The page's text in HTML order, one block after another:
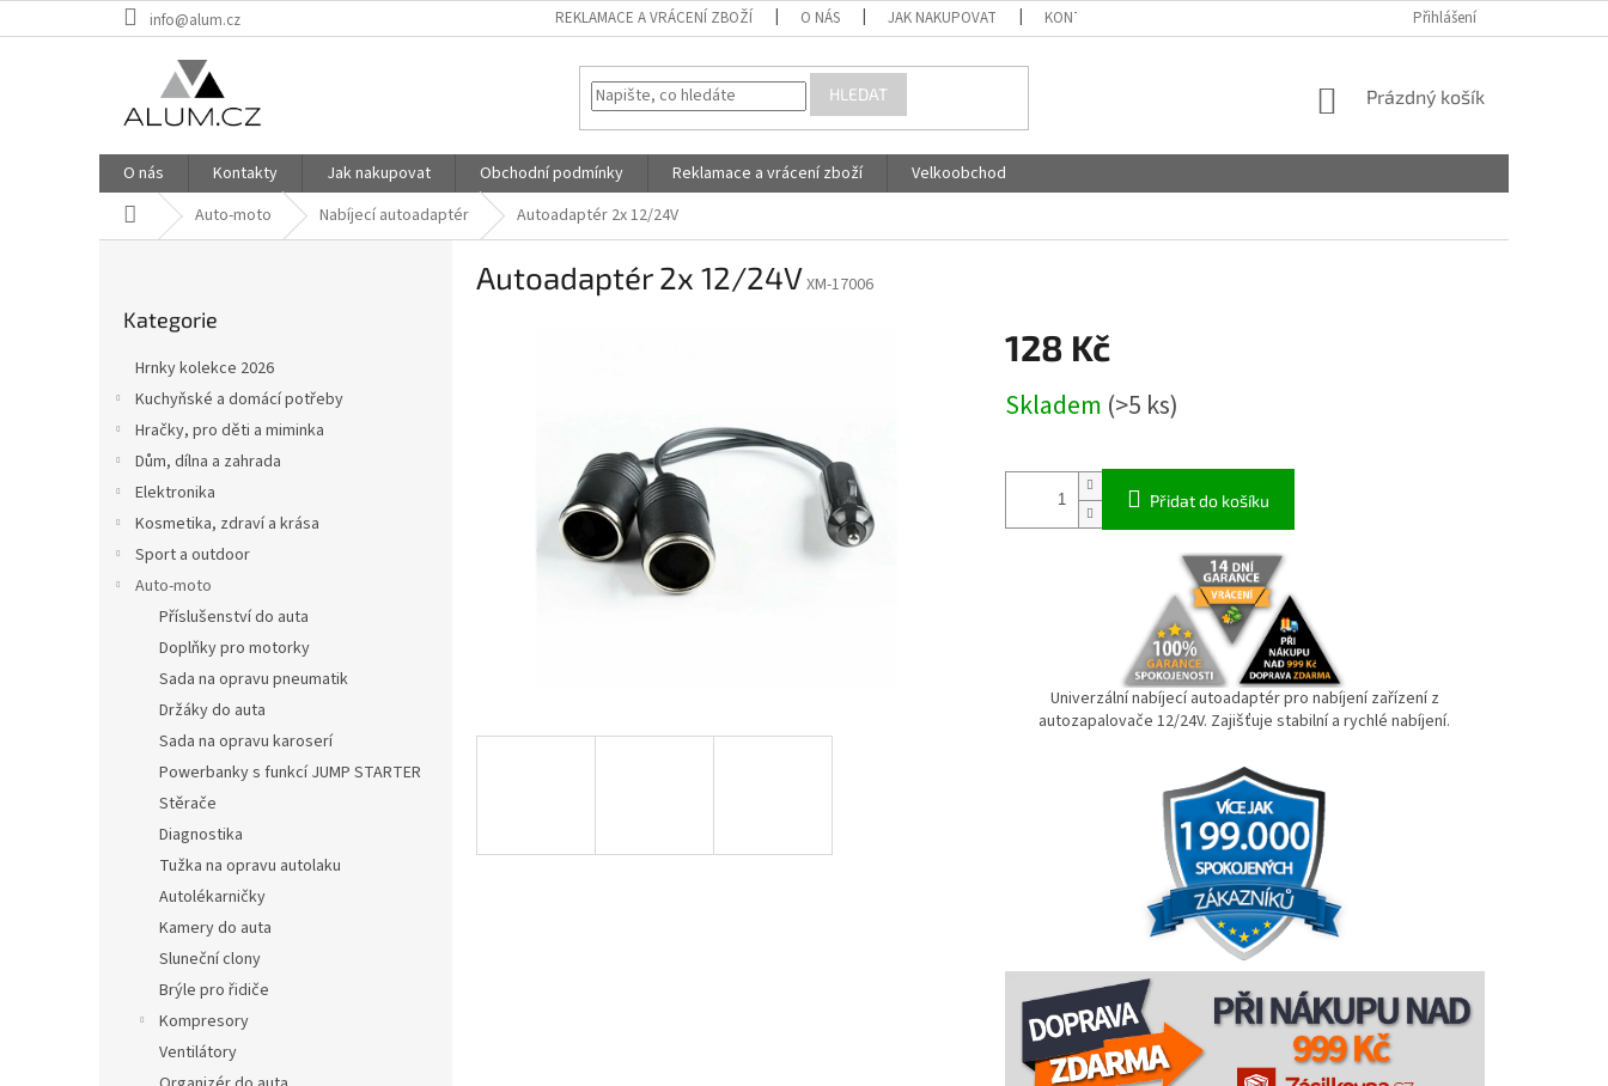
na
info@alum.cz REKLAMACE A VRÁCENÍ ZBOŽÍ O NÁS JAK NAKUPOVAT KONTAKTY PODMÍNKY OCHRANY OSOBNÍCH
Přihlášení
HLEDAT
NÁKUPNÍ
Prázdný košík
O nás Kontakty Jak nakupovat Obchodní podmínky Reklamace a vrácení zboží
Velkoobchod
Domů Auto-moto Nabíjecí autoadaptér Autoadaptér 2x 12/24V
kategorie
Kategorie
Hrnky kolekce 2026
Kuchyňské a domácí potřeby
Hračky, pro děti a miminka
Dům, dílna a zahrada
Elektronika
Kosmetika, zdraví a krása
Sport a outdoor
Auto-moto
Příslušenství do auta
Doplňky pro motorky
Sada na opravu pneumatik
Držáky do auta
Sada na opravu karoserí
Powerbanky s funkcí JUMP STARTER
Stěrače
Diagnostika
Tužka na opravu autolaku
Autolékarničky
Kamery do auta
Sluneční clony
Brýle pro řidiče
Kompresory
Ventilátory
Autoadaptér 2x 12/24VXM-17006
128 Kč
cena:
Skladem (>5 ks)
Přidat do košíku
Univerzální nabíjecí autoadaptér pro nabíjení zařízení z
autozapalovače 12/24V. Zajišťuje stabilní a rychlé nabíjení.